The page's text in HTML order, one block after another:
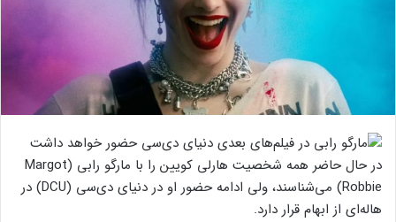
در حال حاضر همه شخصیت هارلی کویین را با مارگو رابی (Margot
Robbie) می‌شناسند، ولی ادامه حضور او در دنیای دی‌سی (DCU) در
هاله‌ای از ابهام قرار دارد.